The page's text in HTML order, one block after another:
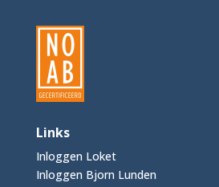
Links
Inloggen Loket
Inloggen Bjorn Lunden